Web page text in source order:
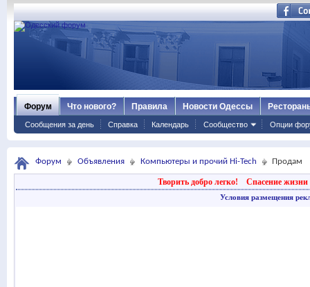
Форум
Сообщения за день Справка Календарь Сообщество Опции
Что нового? Правила Новости Одессы
Форум Объявления Компьютеры и прочий Hi-Tech Продам
Творить добро легко! Спасение жизни
Условия размещения